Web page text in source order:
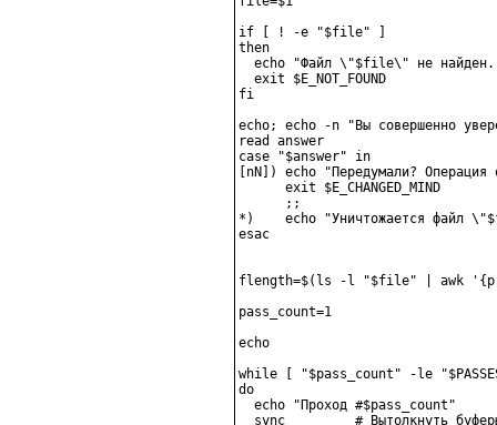
if [ ! -e "$file" ]
then
echo "Файл \"$file\" не
  exit $E_NOT_FOUND
fi
echo; echo -n "Вы совершенно
read answer
case "$answer" in
[nN]) echo "Передумали? Операция
      exit $E_CHANGED_MIND
      ;;
*)    echo "Уничтожается файл
esac
flength=$(ls -l "$file" | awk
pass_count=1
echo
while [ "$pass_count" -le
do
  echo "Проход #$pass_count"
sync         # Вытолкнуть